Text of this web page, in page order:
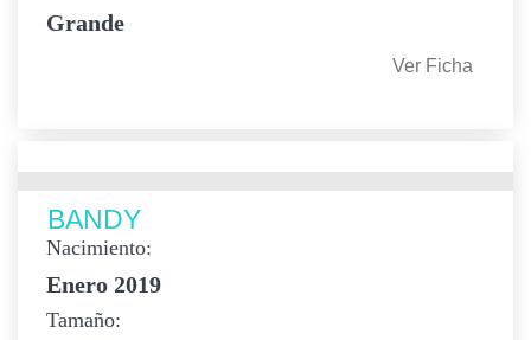
Grande
Ver Ficha
BANDY
Nacimiento:
Enero 2019
Tamaño: